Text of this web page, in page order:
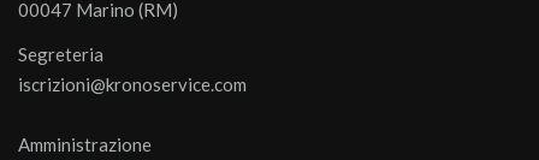
00047 Marino (RM)
Segreteria
iscrizioni@kronoservice.com
Amministrazione